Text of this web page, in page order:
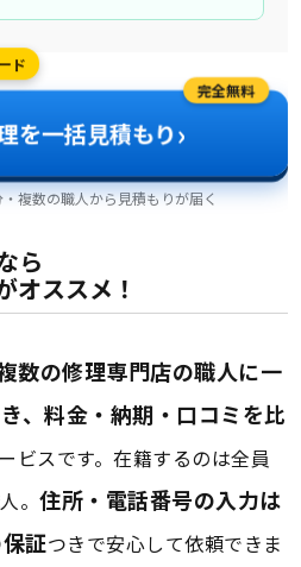
完全無料
を一括見積もり›
ド
複数の職人から見積もりが届く
ら
オススメ！
数の修理専門店の職人に一
、料金・納期・口コミを比
ビスです。在籍するのは全員
。住所・電話番号の入力は
証つきで安心して依頼できま